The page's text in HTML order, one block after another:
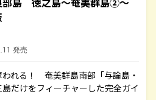
発売
れる！ 奄美群島南部「与論島・
だけをフィーチャーした完全ガイ